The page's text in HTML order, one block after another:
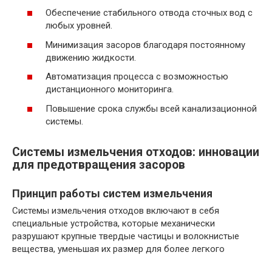
Обеспечение стабильного отвода сточных вод с
любых уровней.
Минимизация засоров благодаря постоянному
движению жидкости.
Автоматизация процесса с возможностью
дистанционного мониторинга.
Повышение срока службы всей канализационной
системы.
Системы измельчения отходов: инновации
для предотвращения засоров
Принцип работы систем измельчения
Системы измельчения отходов включают в себя
специальные устройства, которые механически
разрушают крупные твердые частицы и волокнистые
вещества, уменьшая их размер для более легкого